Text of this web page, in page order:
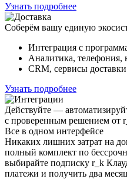
Узнать подробнее
Соберём вашу единую
Интеграция с
Аналитика, телефония,
CRM, сервисы
Узнать подробнее
Действуйте —
с проверенным решением от r_
Все в одном интерфейсе
Никаких лишних затрат на
полный комплект по
выбирайте подписку r_k
платежи и получить два